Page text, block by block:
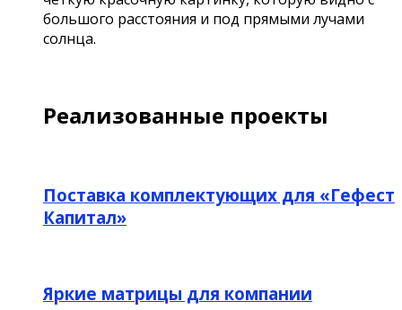
большого расстояния и под прямыми лучами
солнца.
Реализованные проекты
Поставка комплектующих для «Гефест
Капитал»
Яркие матрицы для компании